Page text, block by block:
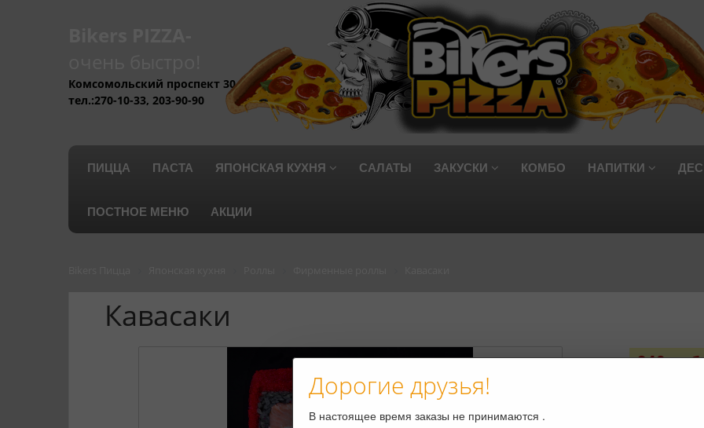
Комсомольский проспект 30
тел.:270-10-33, 203-90-90
ПИЦЦА ПАСТА ЯПОНСКАЯ КУХНЯ САЛАТЫ ЗАКУСКИ КОМБО НАПИТКИ
ПОСТНОЕ МЕНЮ АКЦИИ
Кавасаки
340
Дорогие друзья!
В настоящее время заказы не принимаются .